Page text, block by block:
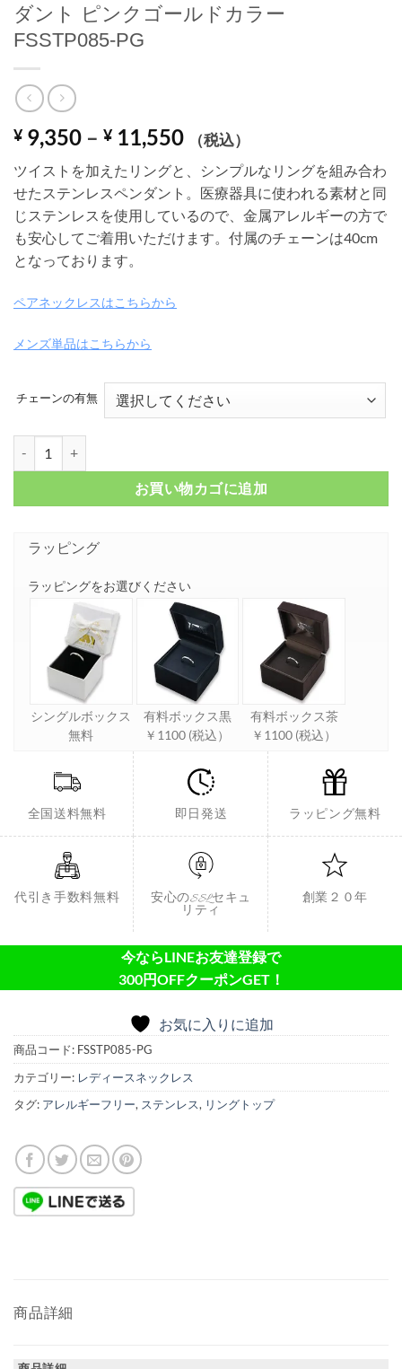
ダント ピンクゴールドカラー
FSSTP085-PG
¥ 9,350 – ¥ 11,550価
帯:
¥ 9,350
–
¥ 11,550
（税込）
ツイストを加えたリングと、シンプルなリングを組み合わ
せたステンレスペンダント。医療器具に使われる素材と同
じステンレスを使用しているので、金属アレルギーの方で
も安心してご着用いただけます。付属のチェーンは40cm
となっております。
ペアネックレスはこちらから
メンズ単品はこちらから
チェーンの有無
お買い物カゴに追加
ラッピング
ラッピングをお選びください
シングルボックス
無料
有料ボックス黒
￥1100 (税込）
有料ボックス茶
￥1100 (税込）
全国送料無料 即日発送 ラッピング無料
代引き手数料無料
安心のSSLセキュ
リティ
創業２０年
今ならLINEお友達登録で
300円OFFクーポンGET！
お気に入りに追加
商品コード: FSSTP085-PG
カテゴリー: レディースネックレス
タグ: アレルギーフリー, ステンレス, リングトップ
商品詳細